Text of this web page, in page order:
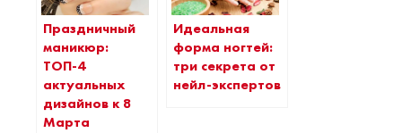
Праздничный
маникюр:
ТОП-4
актуальных
дизайнов к 8
Марта
Идеальная
форма ногтей:
три секрета от
нейл-экспертов